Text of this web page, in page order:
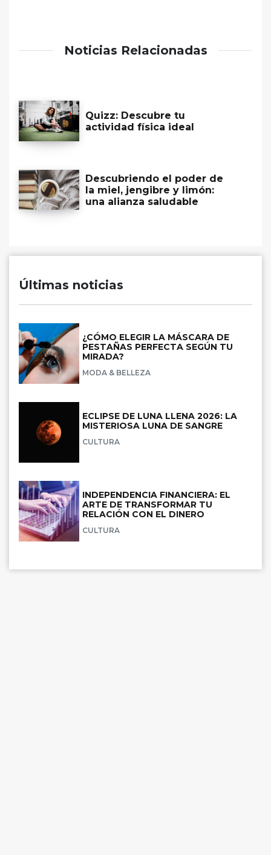
Noticias Relacionadas
Quizz: Descubre tu
actividad física ideal
Descubriendo el poder de
la miel, jengibre y limón:
una alianza saludable
Últimas noticias
¿CÓMO ELEGIR LA MÁSCARA DE
PESTAÑAS PERFECTA SEGÚN TU
MIRADA?
MODA & BELLEZA
ECLIPSE DE LUNA LLENA 2026: LA
MISTERIOSA LUNA DE SANGRE
CULTURA
INDEPENDENCIA FINANCIERA: EL
ARTE DE TRANSFORMAR TU
RELACIÓN CON EL DINERO
CULTURA